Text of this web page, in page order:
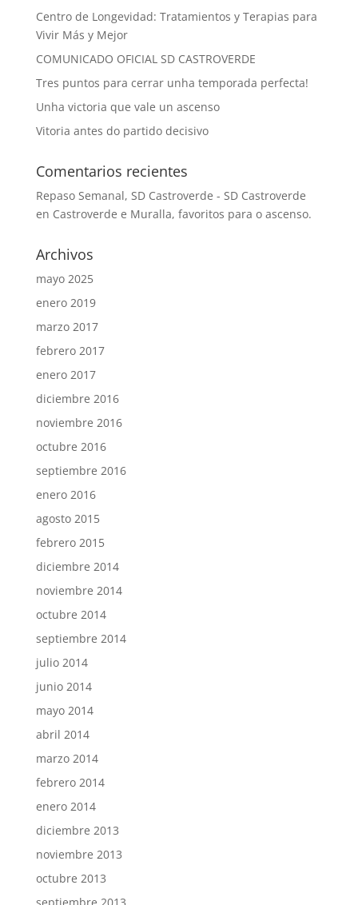
Centro de Longevidad: Tratamientos y Terapias para
Vivir Más y Mejor
COMUNICADO OFICIAL SD CASTROVERDE
Tres puntos para cerrar unha temporada perfecta!
Unha victoria que vale un ascenso
Vitoria antes do partido decisivo
Comentarios recientes
Repaso Semanal, SD Castroverde - SD Castroverde
en Castroverde e Muralla, favoritos para o ascenso.
Archivos
mayo 2025
enero 2019
marzo 2017
febrero 2017
enero 2017
diciembre 2016
noviembre 2016
octubre 2016
septiembre 2016
enero 2016
agosto 2015
febrero 2015
diciembre 2014
noviembre 2014
octubre 2014
septiembre 2014
julio 2014
junio 2014
mayo 2014
abril 2014
marzo 2014
febrero 2014
enero 2014
diciembre 2013
noviembre 2013
octubre 2013